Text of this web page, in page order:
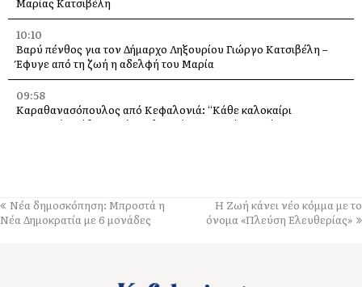
10:10
Βαρύ πένθος για τον Δήμαρχο Ληξουρίου Γιώργο Κατσιβέλη –
Έφυγε από τη ζωή η αδελφή του Μαρία
09:58
Καραθανασόπουλος από Κεφαλονιά: “Κάθε καλοκαίρι
πυρκαγιές, κάθε χειμώνα πλημμύρες” –Τι είπε μετά την
bar – Προσήχθησαν ιδιοκτήτης και γονείς
09:36
Νέα δημοσκόπηση: Μπροστά η
Νέα Δημοκρατία με 6 μονάδες
H Ζωή κάνει νέο κόμμα με το
όνομα «Πλεύση Ελευθερίας»